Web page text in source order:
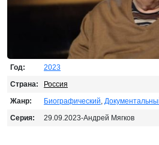
Год:
2023
Страна:
Россия
Жанр:
Биографический
Серия:
29.09.2023-Андрей Мягков